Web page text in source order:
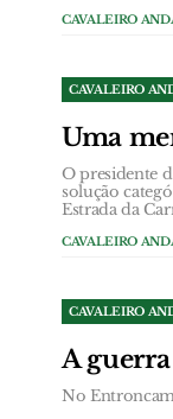
CAVALEIRO
CAVALEIRO
Uma
O presidente
solução
Estrada da
CAVALEIRO
CAVALEIRO
A
No